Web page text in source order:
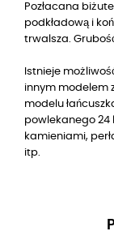
Pozłacana
podkładową i
trwalsza.
Istnieje
innym modelem
modelu
powlekanego 24
kamieniami,
itp.